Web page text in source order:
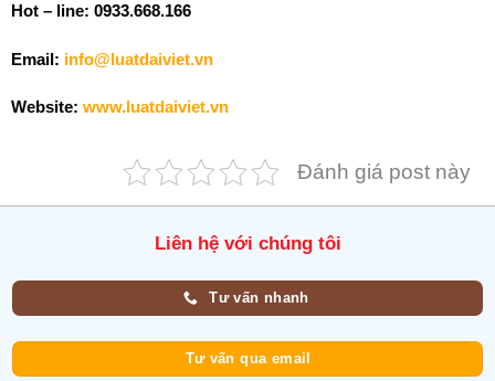
Hot – line: 0933.668.166
Email: info@luatdaiviet.vn
Website: www.luatdaiviet.vn
Đánh giá post này
Liên hệ với chúng tôi
Tư vấn nhanh
Tư vấn qua email